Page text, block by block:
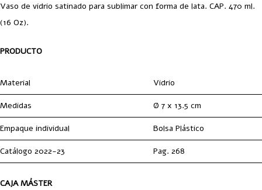
Vaso de vidrio satinado para sublimar con forma de lata. CAP. 470 ml.
(16 Oz).
PRODUCTO
Material Vidrio
Medidas Ø 7 x 13.5 cm
Empaque individual Bolsa Plástico
Catálogo 2022-23 Pag. 268
CAJA MÁSTER